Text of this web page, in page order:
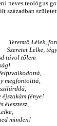
neves teológus
században
Teremtő Lélek,
Szeretet Lelke,
távol tőlem
megfontolttá,
fénye!
élesztesz,
minden!
ellen
Szentlélek
Urunknak,
IS
A SZÓ